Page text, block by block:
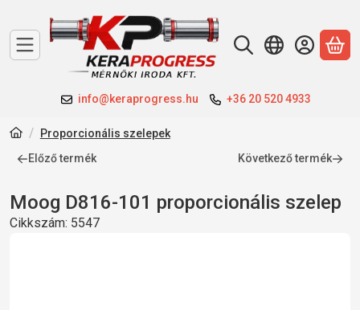
info@keraprogress.hu +36 20 520 4933
A
Proporcionális szelepek
Előző termék
Következő termék
Moog D816-101 proporcionális szelep
Cikkszám: 5547